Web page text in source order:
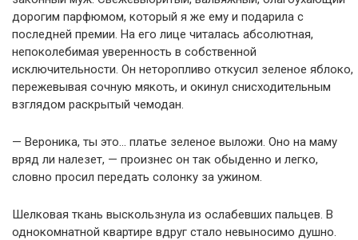
дорогим парфюмом, который я же ему и подарила с
последней премии. На его лице читалась абсолютная,
непоколебимая уверенность в собственной
исключительности. Он неторопливо откусил зеленое яблоко,
пережевывая сочную мякоть, и окинул снисходительным
взглядом раскрытый чемодан.
— Вероника, ты это… платье зеленое выложи. Оно на маму
вряд ли налезет, — произнес он так обыденно и легко,
словно просил передать солонку за ужином.
Шелковая ткань выскользнула из ослабевших пальцев. В
однокомнатной квартире вдруг стало невыносимо душно.